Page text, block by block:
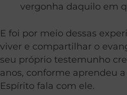
vergonha daquilo em
E foi por meio dessas
viver e compartilhar o
seu próprio testemunho
anos, conforme aprendeu
Espírito fala com ele.